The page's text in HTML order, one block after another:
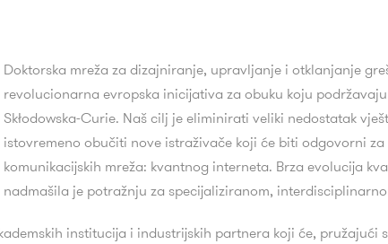
Doktorska mreža za dizajniranje, upravljanje i otklanjanje
revolucionarna evropska inicijativa za obuku koju
Skłodowska-Curie. Naš cilj je eliminirati veliki nedostatak
istovremeno obučiti nove istraživače koji će biti odgovorni
komunikacijskih mreža: kvantnog interneta. Brza evolucija
nadmašila je potražnju za specijaliziranom,
institucija i industrijskih partnera koji će, pružajući